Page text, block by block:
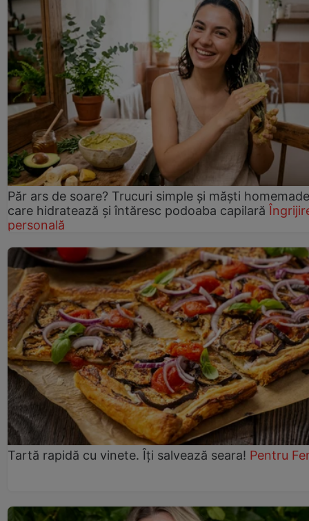
Păr ars de soare? Trucuri simple și măști homemade
care hidratează și întăresc podoaba capilară
personală
Tartă rapidă cu vinete. Îți salvează seara! Pentru